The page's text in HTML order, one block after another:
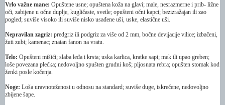
Vrlo važne mane: Opuštene usne; opuštena koža na glavi; male, nesrazmerne i prib- ližne
oči, zabijene u očne duplje, kugličaste, svetle; opušteni očni kapci; bezizražajan ili zao
pogled; suviše visoko ili suviše nisko usađene uši, uske, elastične uši.
Nepravilan zagriz: predgriz ili podgriz za više od 2 mm, bočne devijacije vilice; izbačeni,
žuti zubi; kamenac; znatan fanon na vratu.
Telo: Opušteni mišići; slaba leđa i krsta; uska karlica, kratke sapi; mek ili upao greben;
loše povezana plećka; nedovoljno spušten grudni koš; pljosnata rebra; opušten stomak kod
ženki posle kočenja.
Noge: Loša uravnoteženost u odnosu na standard; suviše duge, iskrečene, nedovoljno
zbijene šape.